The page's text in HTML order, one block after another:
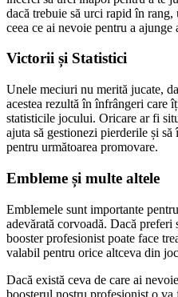
dacă trebuie să urci rapid în
ceea ce ai nevoie pentru a ajunge
Victorii și Statistici
Unele meciuri nu merită jucate,
acestea rezultă în înfrângeri care
statisticile jocului. Oricare ar fi
ajuta să gestionezi pierderile și
pentru următoarea promovare.
Embleme și multe altele
Emblemele sunt importante
adevărată corvoadă. Dacă preferi
booster profesionist poate face
valabil pentru orice altceva din
Dacă există ceva de care ai
boosterul nostru profesionist o va